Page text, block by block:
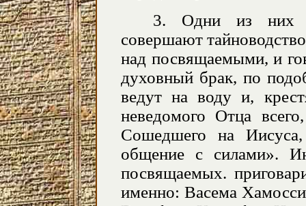
3. Одни из них
совершают
над посвящаемыми, и
духовный брак, по
ведут на воду и,
неведомого Отца
Сошедшего на
общение с силами».
посвящаемых.
именно: Васема